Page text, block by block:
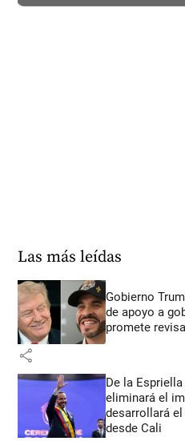
Las más leídas
Gobierno
de apoyo a
promete
share
De la
eliminará el
desarrollará
desde Cali